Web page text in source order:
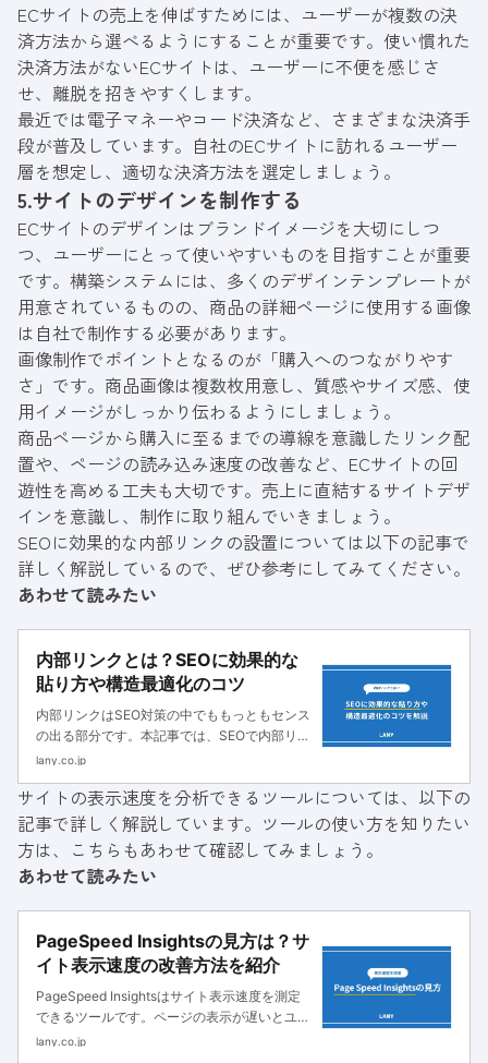
ECサイトの売上を伸ばすためには、ユーザーが複数の決
済方法から選べるようにすることが重要です。使い慣れた
決済方法がないECサイトは、ユーザーに不便を感じさ
せ、離脱を招きやすくします。
最近では電子マネーやコード決済など、さまざまな決済手
段が普及しています。自社のECサイトに訪れるユーザー
層を想定し、適切な決済方法を選定しましょう。
5.サイトのデザインを制作する
ECサイトのデザインはブランドイメージを大切にしつ
つ、ユーザーにとって使いやすいものを目指すことが重要
です。構築システムには、多くのデザインテンプレートが
用意されているものの、商品の詳細ページに使用する画像
は自社で制作する必要があります。
画像制作でポイントとなるのが「購入へのつながりやす
さ」です。商品画像は複数枚用意し、質感やサイズ感、使
用イメージがしっかり伝わるようにしましょう。
商品ページから購入に至るまでの導線を意識したリンク配
置や、ページの読み込み速度の改善など、ECサイトの回
遊性を高める工夫も大切です。売上に直結するサイトデザ
インを意識し、制作に取り組んでいきましょう。
SEOに効果的な内部リンクの設置については以下の記事で
詳しく解説しているので、ぜひ参考にしてみてください。
あわせて読みたい
内部リンクとは？SEOに効果的な
貼り方や構造最適化のコツ
内部リンクはSEO対策の中でももっともセンス
の出る部分です。本記事では、SEOで内部リン
クが重要な理由や効果的な貼り方に加え、
ます。
lany.co.jp
サイトの表示速度を分析できるツールについては、以下の
記事で詳しく解説しています。ツールの使い方を知りたい
方は、こちらもあわせて確認してみましょう。
あわせて読みたい
PageSpeed Insightsの見方は？サ
イト表示速度の改善方法を紹介
PageSpeed Insightsはサイト表示速度を測定
できるツールです。ページの表示が遅いとユー
ザー体験に影響し、間接的にSEO評価が低下し
lany.co.jp